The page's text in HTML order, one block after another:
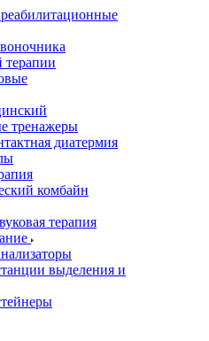
терапии
тренажеры
диатермия
комбайн
терапия
выделения и